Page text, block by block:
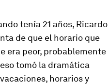
tenía 21 años, Ricardo
de que el horario que
era peor, probablemente
tomó la dramática
horarios y